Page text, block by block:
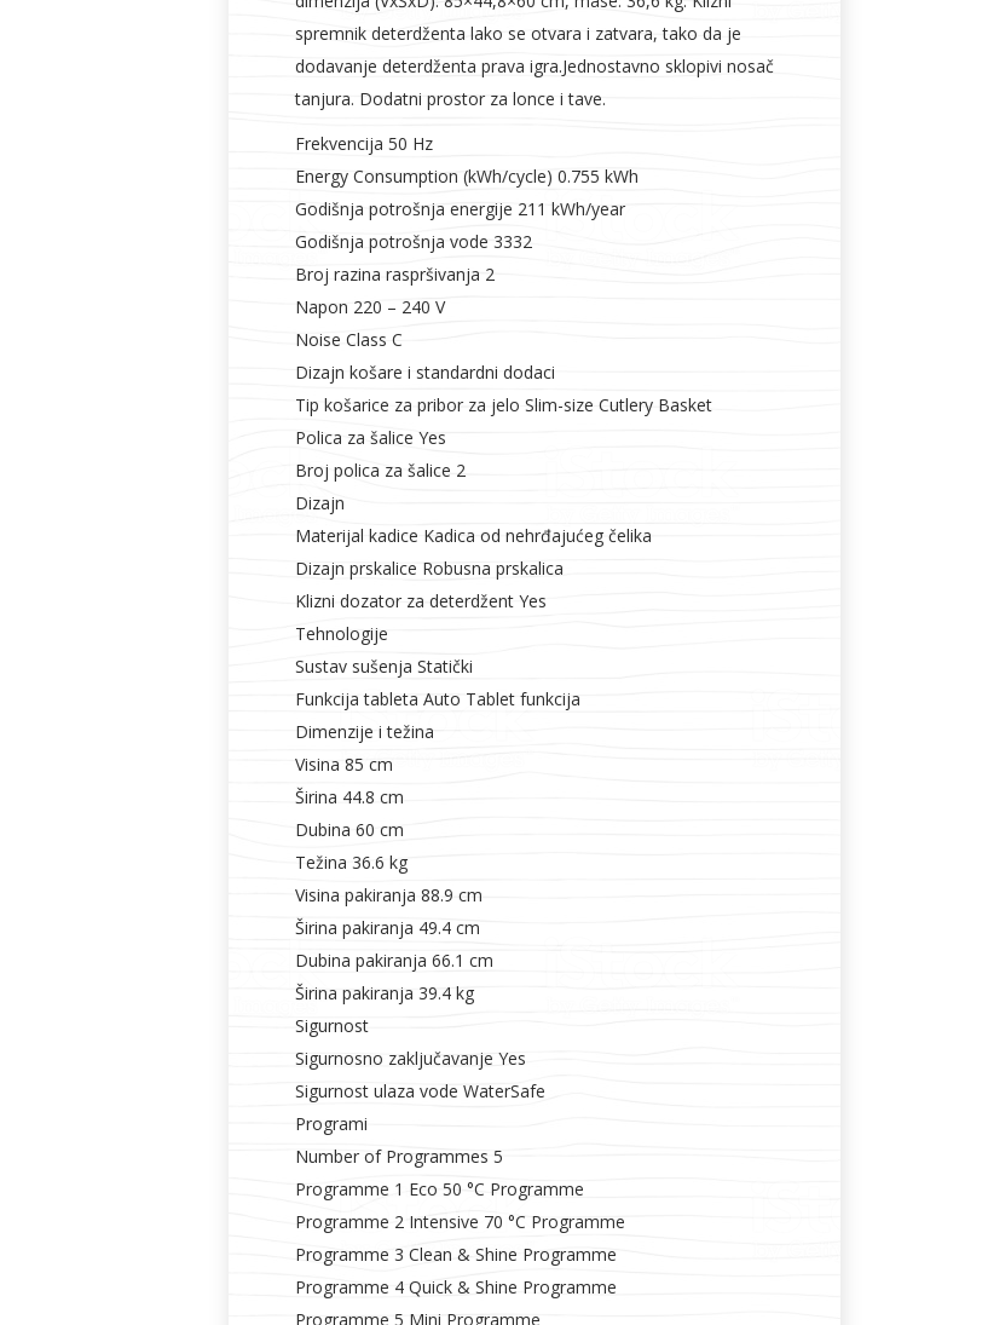
spremnik deterdženta lako se otvara i zatvara, tako da je
dodavanje deterdženta prava igra.Jednostavno sklopivi nosač
tanjura. Dodatni prostor za lonce i tave.
Frekvencija 50 Hz
Energy Consumption (kWh/cycle) 0.755 kWh
Godišnja potrošnja energije 211 kWh/year
Godišnja potrošnja vode 3332
Broj razina raspršivanja 2
Napon 220 – 240 V
Noise Class C
Dizajn košare i standardni dodaci
Tip košarice za pribor za jelo Slim-size Cutlery Basket
Polica za šalice Yes
Broj polica za šalice 2
Dizajn
Materijal kadice Kadica od nehrđajućeg čelika
Dizajn prskalice Robusna prskalica
Klizni dozator za deterdžent Yes
Tehnologije
Sustav sušenja Statički
Funkcija tableta Auto Tablet funkcija
Dimenzije i težina
Visina 85 cm
Širina 44.8 cm
Dubina 60 cm
Težina 36.6 kg
Visina pakiranja 88.9 cm
Širina pakiranja 49.4 cm
Dubina pakiranja 66.1 cm
Širina pakiranja 39.4 kg
Sigurnost
Sigurnosno zaključavanje Yes
Sigurnost ulaza vode WaterSafe
Programi
Number of Programmes 5
Programme 1 Eco 50 °C Programme
Programme 2 Intensive 70 °C Programme
Programme 3 Clean & Shine Programme
Programme 4 Quick & Shine Programme
Programme 5 Mini Programme